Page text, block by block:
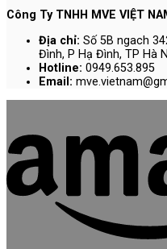
Công Ty TNHH MVE VIỆT
Địa chỉ: Số 5B ngach
Đình, P Hạ Đình, TP Hà
Hotline: 0949.653.895
Email: